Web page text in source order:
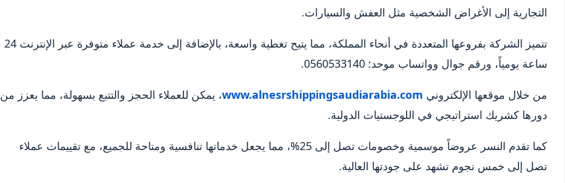
التجارية إلى الأغراض الشخصية مثل العفش والسيارات.
تتميز الشركة بفروعها المتعددة في أنحاء المملكة، مما يتيح تغطية واسعة، بالإضافة إلى خدمة عملاء متوفرة عبر الإنترنت 24
ساعة يومياً، ورقم جوال وواتساب موحد: 0560533140.
من خلال موقعها الإلكتروني www.alnesrshippingsaudiarabia.com، يمكن للعملاء الحجز والتتبع بسهولة، مما يعزز من
دورها كشريك استراتيجي في اللوجستيات الدولية.
كما تقدم النسر عروضاً موسمية وخصومات تصل إلى 25%، مما يجعل خدماتها تنافسية ومتاحة للجميع، مع تقييمات عملاء
تصل إلى خمس نجوم تشهد على جودتها العالية.